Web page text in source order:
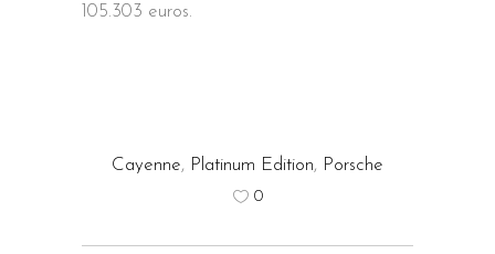
105.303 euros.
Cayenne, Platinum Edition, Porsche
0